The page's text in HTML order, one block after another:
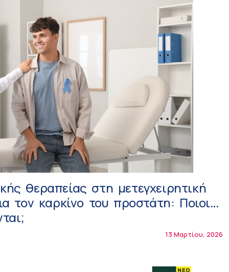
θεραπείας στη μετεγχειρητική
τον καρκίνο του προστάτη: Ποιοι
13 Μαρτίου, 2026